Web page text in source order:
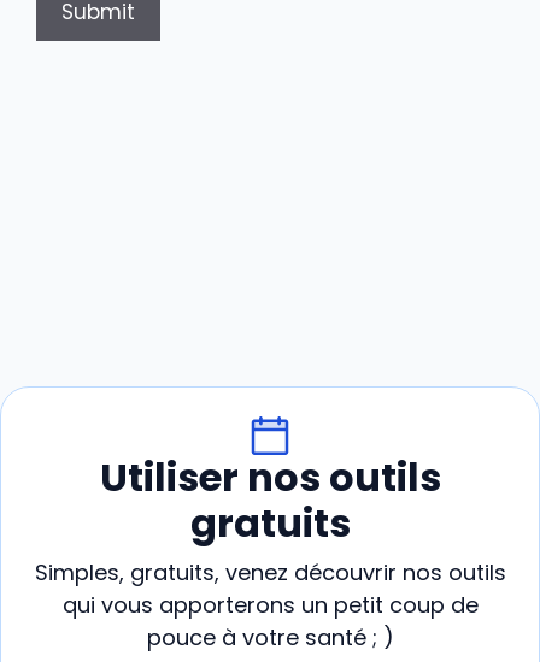
Utiliser nos outils
gratuits
Simples, gratuits, venez découvrir nos outils
qui vous apporterons un petit coup de
pouce à votre santé ; )